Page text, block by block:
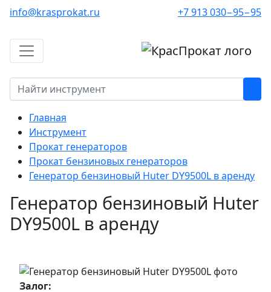
info@krasprokat.ru +7 913 030−95−95
Главная
Инструмент
Прокат генераторов
Прокат бензиновых генераторов
Генератор бензиновый Huter DY9500L в аренду
Генератор бензиновый Huter
DY9500L в аренду
Залог: